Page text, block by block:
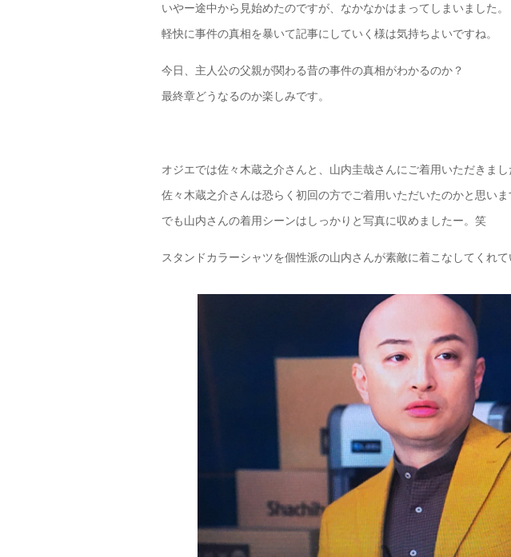
いやー途中から見始めたのですが、なかなかはまってしまいました。
軽快に事件の真相を暴いて記事にしていく様は気持ちよいですね。
今日、主人公の父親が関わる昔の事件の真相がわかるのか？
最終章どうなるのか楽しみです。
オジエでは佐々木蔵之介さんと、山内圭哉さんにご着用いただきまし
佐々木蔵之介さんは恐らく初回の方でご着用いただいたのかと思い
でも山内さんの着用シーンはしっかりと写真に収めましたー。笑
スタンドカラーシャツを個性派の山内さんが素敵に着こなしてくれて